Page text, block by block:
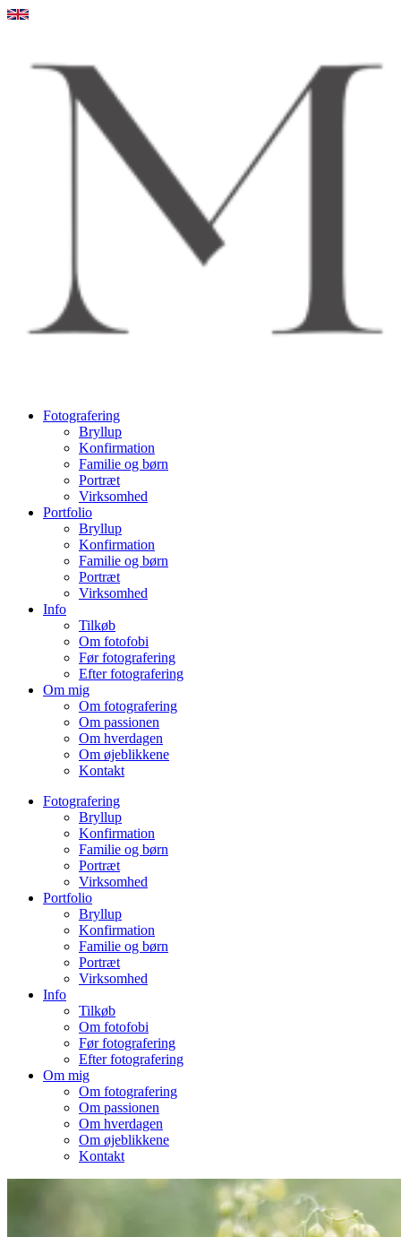
Videre
Fotografering
Bryllup
Konfirmation
Familie og børn
Portræt
Virksomhed
Portfolio
Bryllup
Konfirmation
Familie og børn
Portræt
Virksomhed
Info
Tilkøb
Om fotofobi
Før fotografering
Efter fotografering
Om mig
Om fotografering
Om passionen
Om hverdagen
Om øjeblikkene
Kontakt
Fotografering
Bryllup
Konfirmation
Familie og børn
Portræt
Virksomhed
Portfolio
Bryllup
Konfirmation
Familie og børn
Portræt
Virksomhed
Info
Tilkøb
Om fotofobi
Før fotografering
Efter fotografering
Om mig
Om fotografering
Om passionen
Om hverdagen
Om øjeblikkene
Kontakt